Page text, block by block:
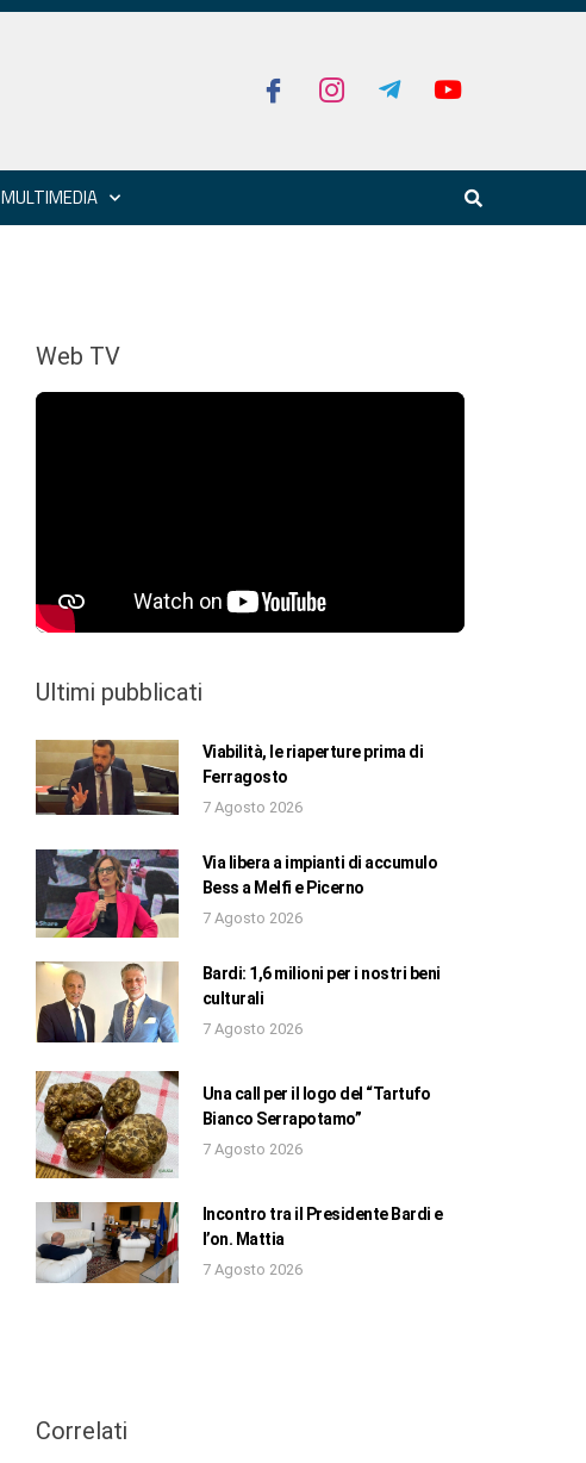
MULTIMEDIA
Web TV
Ultimi pubblicati
Viabilità, le riaperture prima di
Ferragosto
7 Agosto 2026
Via libera a impianti di accumulo
Bess a Melfi e Picerno
7 Agosto 2026
Bardi: 1,6 milioni per i nostri beni
culturali
7 Agosto 2026
Una call per il logo del “Tartufo
Bianco Serrapotamo”
7 Agosto 2026
Incontro tra il Presidente Bardi e
l’on. Mattia
7 Agosto 2026
Correlati